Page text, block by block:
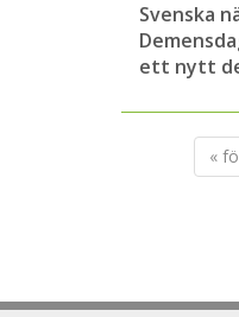
Svenska
ett nytt
«